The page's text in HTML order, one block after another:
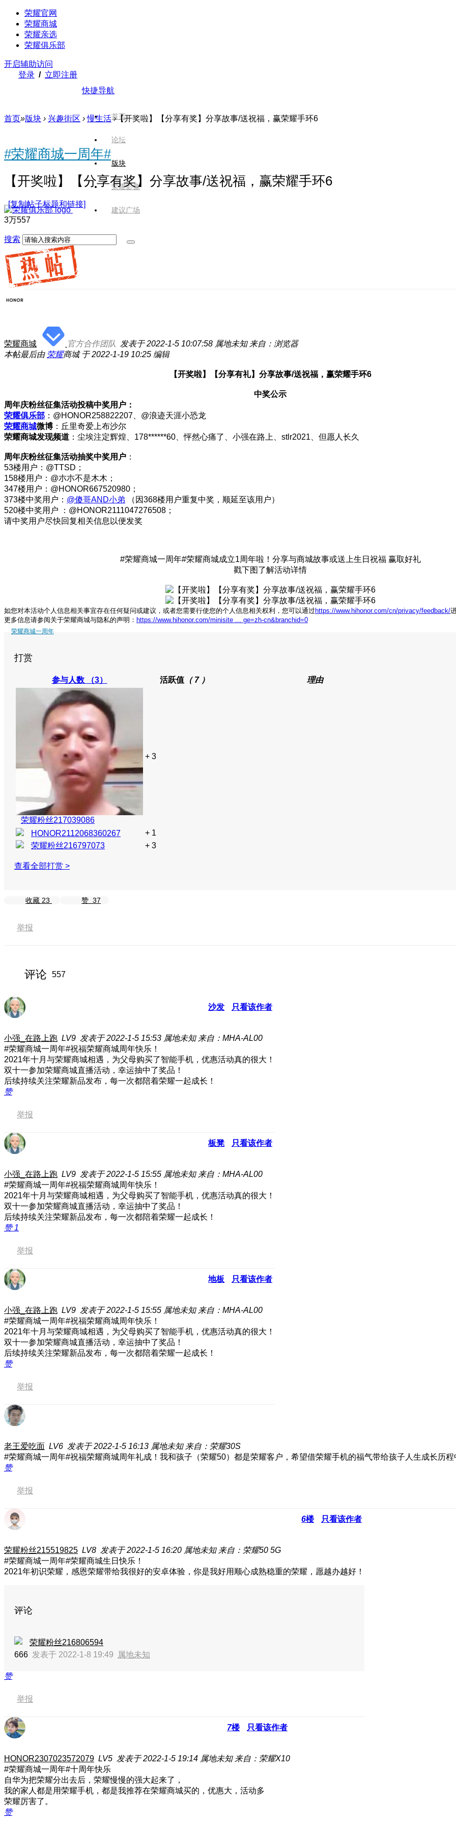
荣耀官网
荣耀商城
荣耀亲选
荣耀俱乐部
开启辅助访问
登录 / 立即注册
快捷导航
首页
论坛
版块
荣耀影像
建议广场
搜索
首页»版块 › 兴趣街区 › 慢生活 ›【开奖啦】【分享有奖】分享故事/送祝福，赢荣耀手环6
#荣耀商城一周年#
【开奖啦】【分享有奖】分享故事/送祝福，赢荣耀手环6
[复制帖子标题和链接]
3万557
荣耀商城 官方合作团队 发表于 2022-1-5 10:07:58 属地未知 来自：浏览器
本帖最后由 荣耀商城 于 2022-1-19 10:25 编辑
【开奖啦】【分享有礼】分享故事/送祝福，赢荣耀手环6
中奖公示
周年庆粉丝征集活动投稿中奖用户：
荣耀俱乐部 ：@HONOR258822207、@浪迹天涯小恐龙
荣耀商城微博 ：丘里奇爱上布沙尔
荣耀商城发现频道 ：尘埃注定辉煌、178******60、怦然心痛了、小强在路上、stlr2021、但愿人长久
周年庆粉丝征集活动抽奖中奖用户 ：
53楼用户：@TTSD；
158楼用户：@朩朩不是木木；
347楼用户：@HONOR667520980；
373楼中奖用户： @傻哥AND小弟 （因368楼用户重复中奖，顺延至该用户）
520楼中奖用户 ：@HONOR2111047276508；
请中奖用户尽快回复相关信息以便发奖
#荣耀商城一周年#荣耀商城成立1周年啦！分享与商城故事或送上生日祝福 赢取好礼
戳下图了解活动详情
如您对本活动个人信息相关事宜存在任何疑问或建议，或者您需要行使您的个人信息相关权利，您可以通过https://www.hihonor.com/cn/privacy/feedback/
更多信息请参阅关于荣耀商城与隐私的声明： https://www.hihonor.com/minisite ... ge=zh-cn&branchid=0
荣耀商城一周年
打赏
参与人数 （3） 活跃值 （ 7 ） 理由
荣耀粉丝217039086
+ 3
HONOR2112068360267
+ 1
荣耀粉丝216797073
+ 3
查看全部打赏 >
收藏 23 赞 37
举报
评论 557
沙发 只看该作者
小强_在路上跑 LV9 发表于 2022-1-5 15:53 属地未知 来自：MHA-AL00
#荣耀商城一周年#祝福荣耀商城周年快乐！
2021年十月与荣耀商城相遇，为父母购买了智能手机，优惠活动真的很大！
双十一参加荣耀商城直播活动，幸运抽中了奖品！
后续持续关注荣耀新品发布，每一次都陪着荣耀一起成长！
赞
举报
板凳 只看该作者
小强_在路上跑 LV9 发表于 2022-1-5 15:55 属地未知 来自：MHA-AL00
#荣耀商城一周年#祝福荣耀商城周年快乐！
2021年十月与荣耀商城相遇，为父母购买了智能手机，优惠活动真的很大！
双十一参加荣耀商城直播活动，幸运抽中了奖品！
后续持续关注荣耀新品发布，每一次都陪着荣耀一起成长！
赞1
举报
地板 只看该作者
小强_在路上跑 LV9 发表于 2022-1-5 15:55 属地未知 来自：MHA-AL00
#荣耀商城一周年#祝福荣耀商城周年快乐！
2021年十月与荣耀商城相遇，为父母购买了智能手机，优惠活动真的很大！
双十一参加荣耀商城直播活动，幸运抽中了奖品！
后续持续关注荣耀新品发布，每一次都陪着荣耀一起成长！
赞
举报
老王爱吃面 LV6 发表于 2022-1-5 16:13 属地未知 来自：荣耀30S
#荣耀商城一周年#祝福荣耀商城周年礼成！我和孩子（荣耀50）都是荣耀客户，希望借荣耀手机的福气带给孩子人生成长历
赞
举报
6楼 只看该作者
荣耀粉丝215519825 LV8 发表于 2022-1-5 16:20 属地未知 来自：荣耀50 5G
#荣耀商城一周年#荣耀商城生日快乐！
2021年初识荣耀，感恩荣耀带给我很好的安卓体验，你是我好用顺心成熟稳重的荣耀，愿越办越好！
评论
荣耀粉丝216806594
666 发表于 2022-1-8 19:49 属地未知
赞
举报
7楼 只看该作者
HONOR2307023572079 LV5 发表于 2022-1-5 19:14 属地未知 来自：荣耀X10
#荣耀商城一周年#十周年快乐
自华为把荣耀分出去后，荣耀慢慢的强大起来了，
我的家人都是用荣耀手机，都是我推荐在荣耀商城买的，优惠大，活动多
荣耀厉害了。
赞